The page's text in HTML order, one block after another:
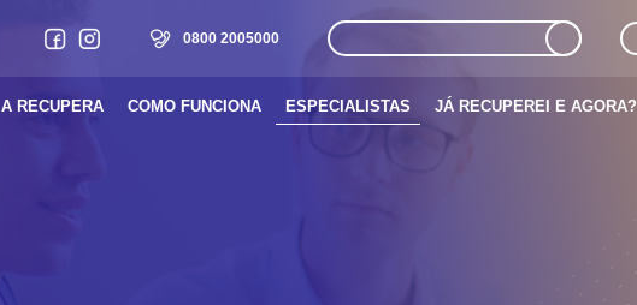
0800 2005000
A RECUPERA COMO FUNCIONA ESPECIALISTAS JÁ RECUPEREI E AGORA?